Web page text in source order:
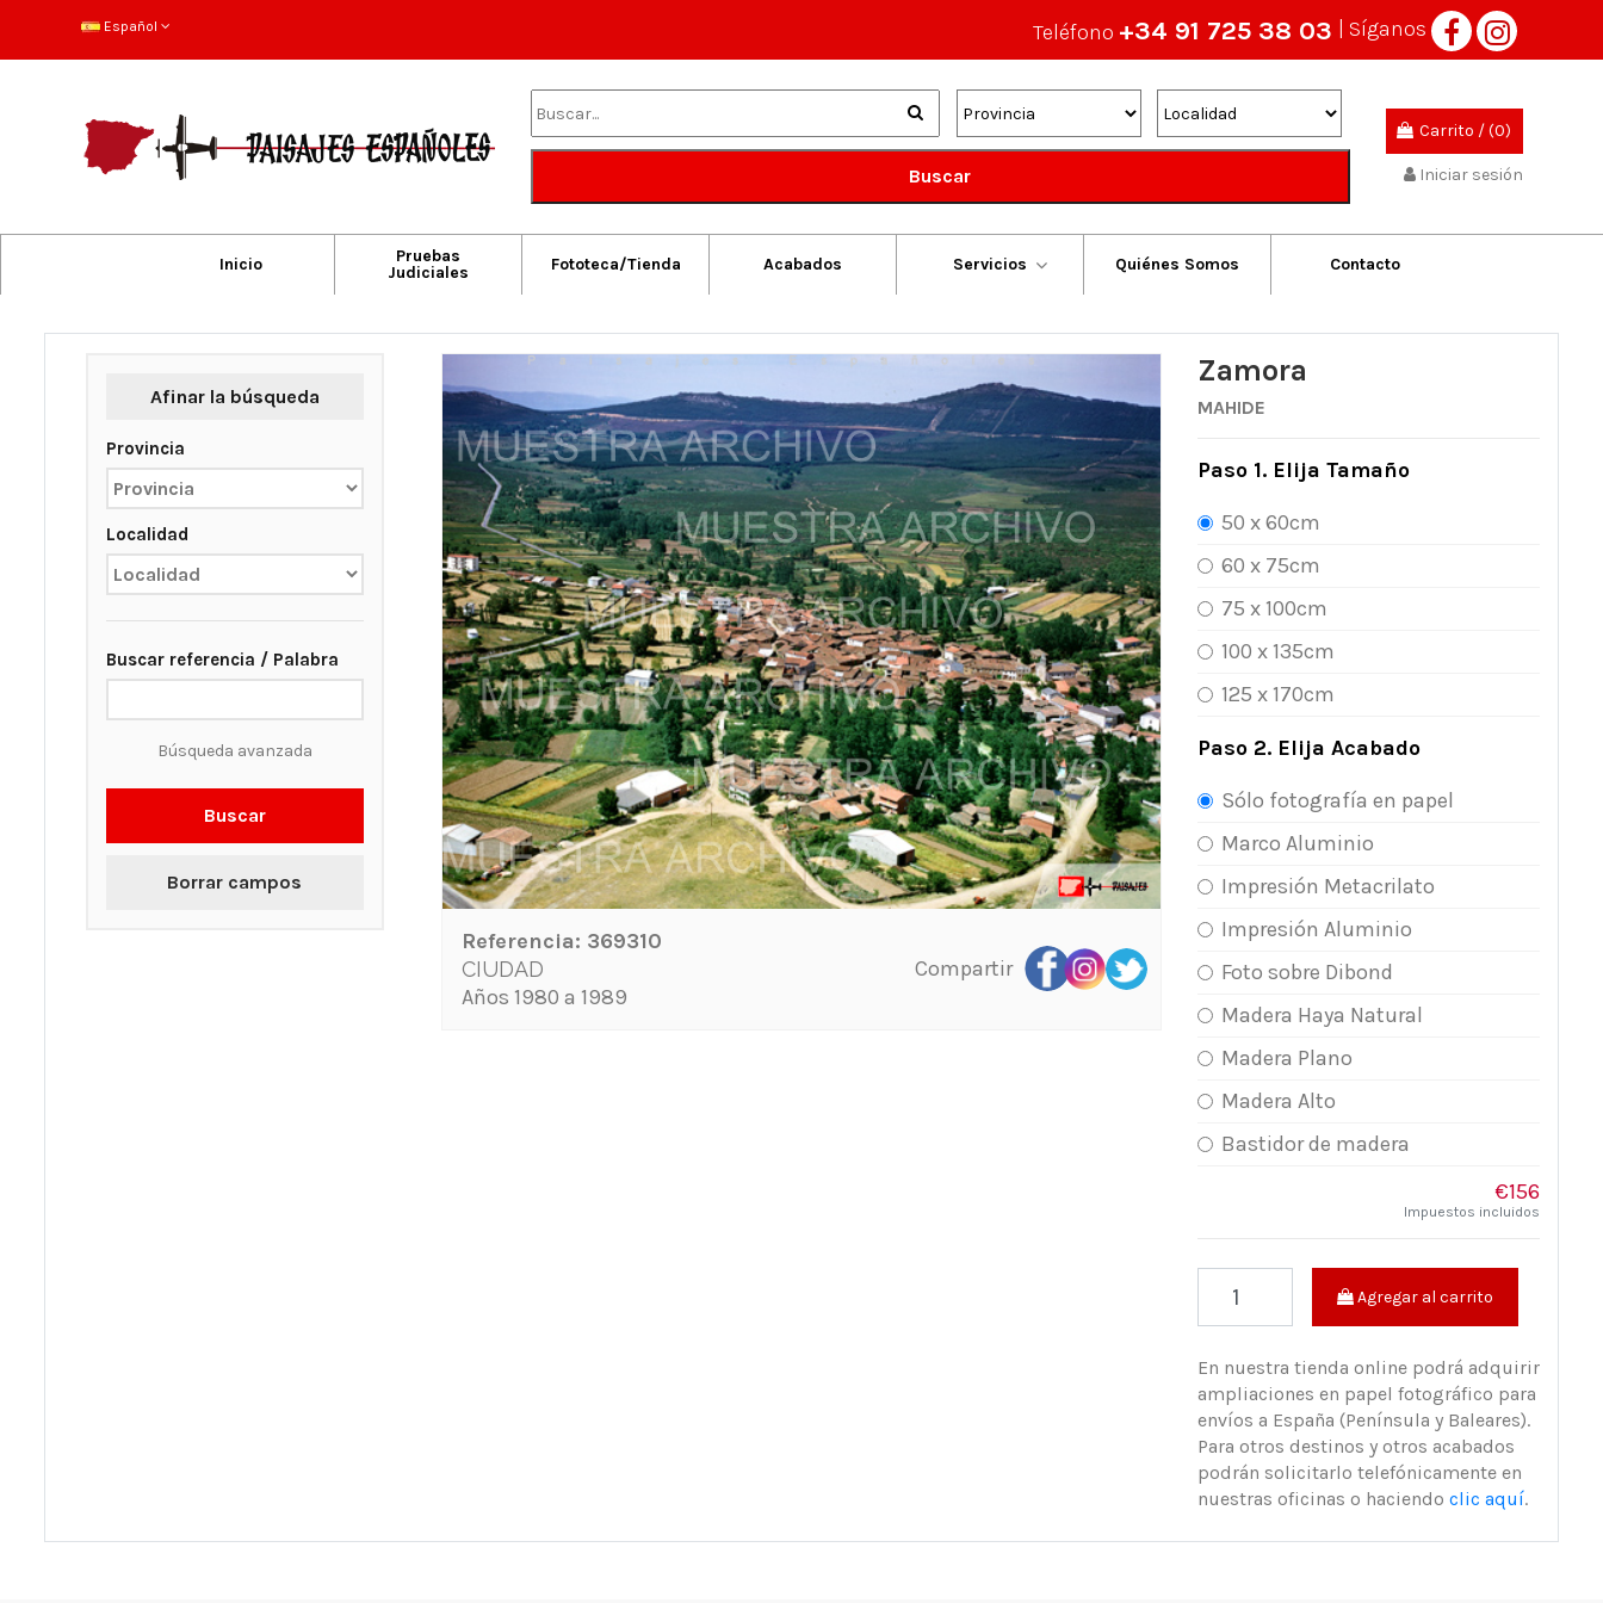
Español Teléfono +34 91 725 38 03 | Síganos
Buscar
Carrito /(0)
Iniciar sesión
Inicio
Pruebas
Judiciales
Fototeca/Tienda Acabados Servicios Quiénes Somos Contacto
Afinar la búsqueda
Provincia
Localidad
Buscar referencia / Palabra
Búsqueda avanzada
Buscar
Borrar campos
Referencia: 369310
CIUDAD
Años 1980 a 1989
Compartir
Zamora
MAHIDE
Paso 1. Elija Tamaño
50 x 60cm
60 x 75cm
75 x 100cm
100 x 135cm
125 x 170cm
Paso 2. Elija Acabado
Sólo fotografía en papel
Marco Aluminio
Impresión Metacrilato
Impresión Aluminio
Foto sobre Dibond
Madera Haya Natural
Madera Plano
Madera Alto
Bastidor de madera
€156
Impuestos incluidos
Agregar al carrito
En nuestra tienda online podrá adquirir
ampliaciones en papel fotográfico para
envíos a España (Península y Baleares).
Para otros destinos y otros acabados
podrán solicitarlo telefónicamente en
nuestras oficinas o haciendo clic aquí.